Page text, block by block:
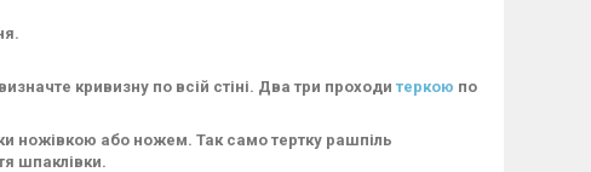
кривизну по всій стіні. Два три проходитеркою по
ножівкою або ножем. Так само тертку рашпіль
шпаклівки.